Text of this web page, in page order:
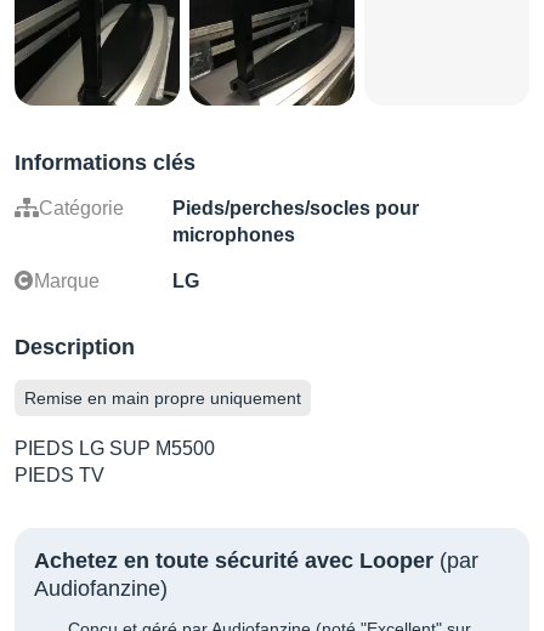
Informations clés
Catégorie
Pieds/perches/socles pour
microphones
Marque LG
Description
Remise en main propre uniquement
PIEDS LG SUP M5500
PIEDS TV
Achetez en toute sécurité avec Looper (par
Audiofanzine)